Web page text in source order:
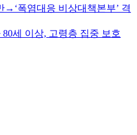
→‘폭염대응 비상대책본부’ 격
세 이상, 고령층 집중 보호